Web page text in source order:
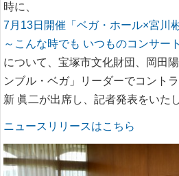
時に、
7月13日開催「ベガ・ホール×宮川
～こんな時でも いつものコンサー
について、宝塚市文化財団、岡田
ンブル・ベガ」リーダーでコント
新 眞二が出席し、記者発表をいた
ニュースリリースはこちら